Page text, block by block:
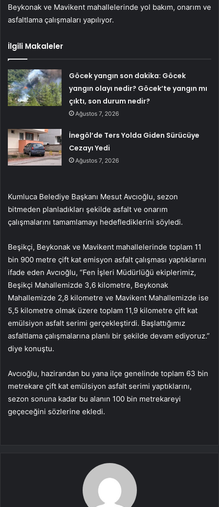
Beykonak ve Mavikent mahallelerinde yol bakım, onarım ve
asfaltlama çalışmaları yapılıyor.
İlgili Makaleler
Göcek yangın son dakika: Göcek
yangın olayı nedir? Göcek’te yangın mı
çıktı, son durum nedir?
Ağustos 7, 2026
İnegöl’de Ters Yolda Giden Sürücüye
Cezayı Yedi
Ağustos 7, 2026
Kumluca Belediye Başkanı Mesut Avcıoğlu, sezon
bitmeden planladıkları şekilde asfalt ve onarım
çalışmalarını tamamlamayı hedeflediklerini söyledi.
Beşikçi, Beykonak ve Mavikent mahallelerinde toplam 11
bin 900 metre çift kat emisyon asfalt çalışması yaptıklarını
ifade eden Avcıoğlu, “Fen İşleri Müdürlüğü ekiplerimiz,
Beşikçi Mahallemizde 3,6 kilometre, Beykonak
Mahallemizde 2,8 kilometre ve Mavikent Mahallemizde ise
5,5 kilometre olmak üzere toplam 11,9 kilometre çift kat
emülsiyon asfalt serimi gerçekleştirdi. Başlattığımız
asfaltlama çalışmalarına planlı bir şekilde devam ediyoruz.”
diye konuştu.
Avcıoğlu, hazirandan bu yana ilçe genelinde toplam 63 bin
metrekare çift kat emülsiyon asfalt serimi yaptıklarını,
sezon sonuna kadar bu alanın 100 bin metrekareyi
geçeceğini sözlerine ekledi.